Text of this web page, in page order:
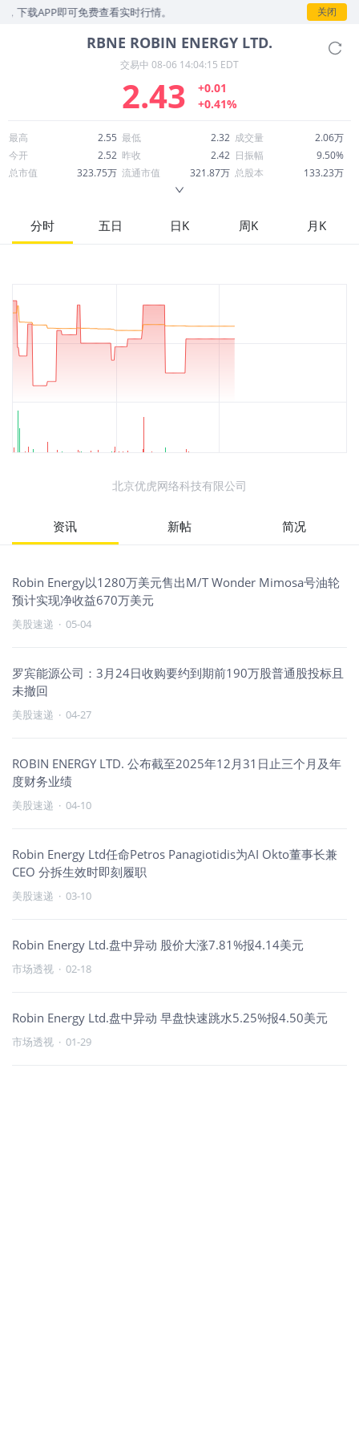
载APP即可免费查看实时行情。 关闭
RBNE ROBIN ENERGY LTD.
交易中 08-06 14:04:15 EDT
2.43
+0.01
+0.41%
最高 2.55 最低 2.32 成交量
2.06万
今开
2.52 昨收 2.42 日振幅
9.50%
总市值
323.75万 流通市值 321.87万 总股本
133.23万
52周最高
374.25 市盈率
6.08
股息
分时 五日 日K 周K 月K
北京优虎网络科技有限公司
资讯 新帖 简况
Robin Energy以1280万美元售出M/T Wonder Mimosa号油轮
预计实现净收益670万美元
美股速递 · 05-04
罗宾能源公司：3月24日收购要约到期前190万股普通股投标且
未撤回
美股速递 · 04-27
ROBIN ENERGY LTD. 公布截至2025年12月31日止三个月及年
度财务业绩
美股速递 · 04-10
Robin Energy Ltd任命Petros Panagiotidis为AI Okto董事长兼
CEO 分拆生效时即刻履职
美股速递 · 03-10
Robin Energy Ltd.盘中异动 股价大涨7.81%报4.14美元
市场透视 · 02-18
Robin Energy Ltd.盘中异动 早盘快速跳水5.25%报4.50美元
市场透视 · 01-29